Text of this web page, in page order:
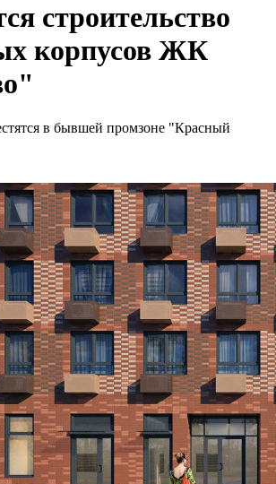
строительство
корпусов ЖК
в бывшей промзоне "Красный